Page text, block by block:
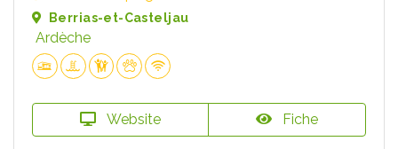
Berrias-et-Casteljau
Ardèche
Website Fiche